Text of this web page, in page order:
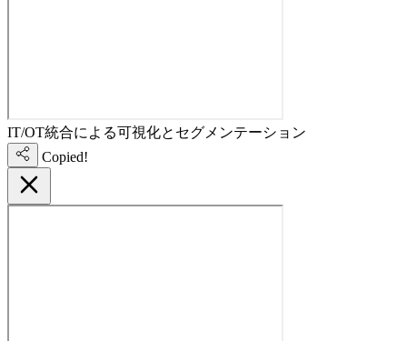
IT/OT統合による可視化とセグメンテーション
Copied!